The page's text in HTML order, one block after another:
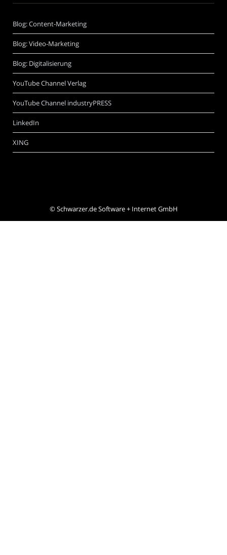
Blog: Content-Marketing
Blog: Video-Marketing
Blog: Digitalisierung
YouTube Channel Verlag
YouTube Channel industryPRESS
LinkedIn
XING
©Schwarzer.de Software + Internet GmbH